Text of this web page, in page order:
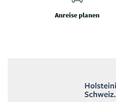
Anreise planen